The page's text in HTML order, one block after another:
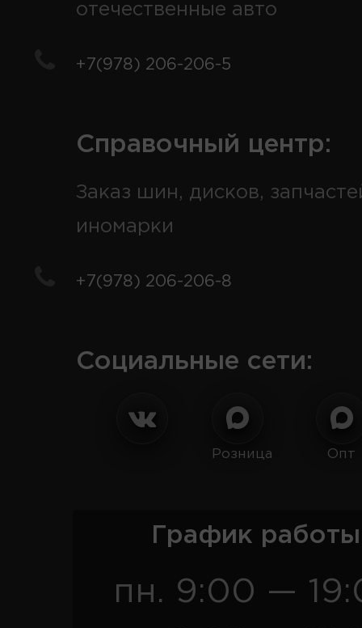
отечественные авто
+7(978) 206-206-5
Справочный центр:
Заказ шин, дисков,
иномарки
+7(978) 206-206-8
Социальные сети:
Розница Опт
График
пн. 9:00 —